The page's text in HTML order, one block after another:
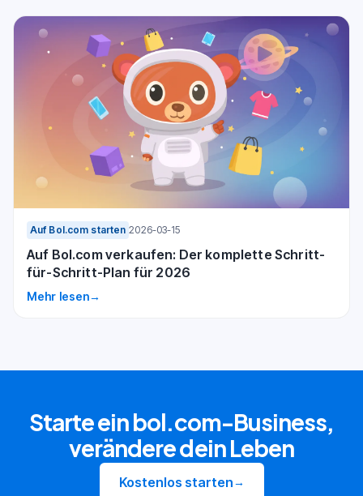
Auf Bol.com starten 2026-03-15
Auf Bol.com verkaufen: Der komplette Schritt-
für-Schritt-Plan für 2026
Mehr lesen→
Starte ein bol.com-Business,
verändere dein Leben
Kostenlos starten→